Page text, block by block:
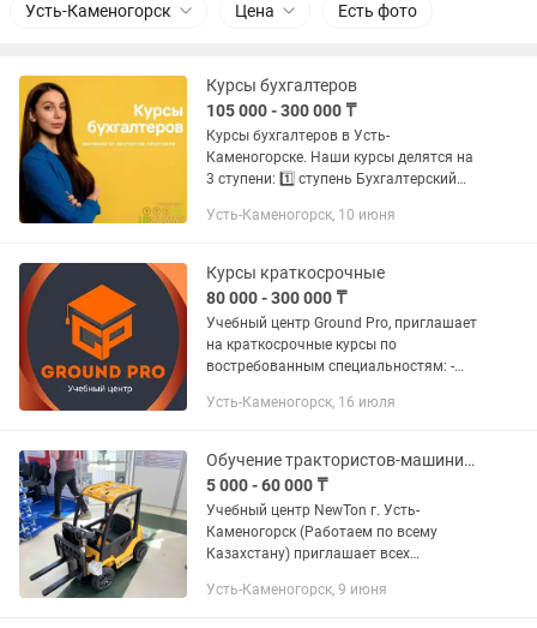
Усть-Каменогорск Цена Есть фото
Курсы бухгалтеров
105 000 - 300 000 ₸
Курсы бухгалтеров в Усть-
Каменогорске. Наши курсы делятся на
3 ступени: 1️⃣ ступень Бухгалтерский
курс подходит для тех, у кого нет
Усть-Каменогорск, 10 июня
Курсы краткосрочные
80 000 - 300 000 ₸
Учебный центр Ground Pro, приглашает
на краткосрочные курсы по
востребованным специальностям: -
(оффлайн/онлайн); - мобилография
-...
Усть-Каменогорск, 16 июля
Обучение трактористов-машинистов
5 000 - 60 000 ₸
Учебный центр NewTon г. Усть-
Каменогорск (Работаем по всему
Казахстану) приглашает всех
профессиональные курсы тракторист-
Усть-Каменогорск, 9 июня